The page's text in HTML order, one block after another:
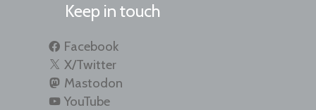
Keep in touch
Facebook
X/Twitter
Mastodon
YouTube